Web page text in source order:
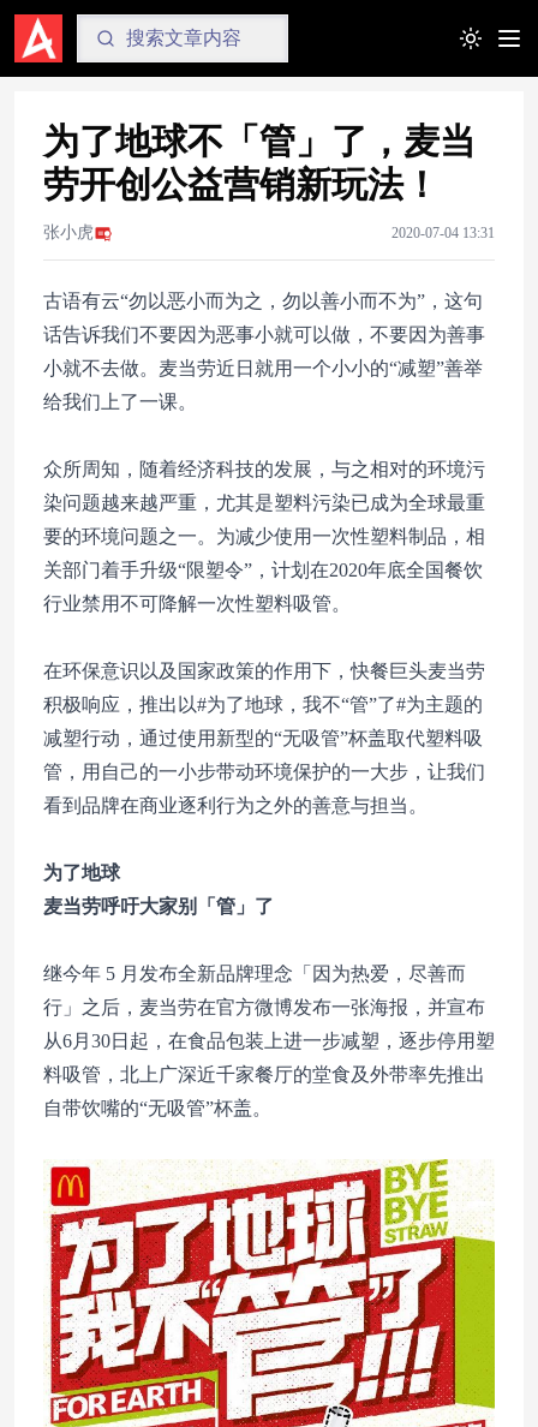
Toggle
为了地球不「管」了，麦当
劳开创公益营销新玩法！
张小虎 2020-07-04 13:31
古语有云“勿以恶小而为之，勿以善小而不为”，这句
话告诉我们不要因为恶事小就可以做，不要因为善事
小就不去做。麦当劳近日就用一个小小的“减塑”善举
给我们上了一课。
众所周知，随着经济科技的发展，与之相对的环境污
染问题越来越严重，尤其是塑料污染已成为全球最重
要的环境问题之一。为减少使用一次性塑料制品，相
关部门着手升级“限塑令”，计划在2020年底全国餐饮
行业禁用不可降解一次性塑料吸管。
在环保意识以及国家政策的作用下，快餐巨头麦当劳
积极响应，推出以#为了地球，我不“管”了#为主题的
减塑行动，通过使用新型的“无吸管”杯盖取代塑料吸
管，用自己的一小步带动环境保护的一大步，让我们
看到品牌在商业逐利行为之外的善意与担当。
为了地球
麦当劳呼吁大家别「管」了
继今年 5 月发布全新品牌理念「因为热爱，尽善而
行」之后，麦当劳在官方微博发布一张海报，并宣布
从6月30日起，在食品包装上进一步减塑，逐步停用塑
料吸管，北上广深近千家餐厅的堂食及外带率先推出
自带饮嘴的“无吸管”杯盖。